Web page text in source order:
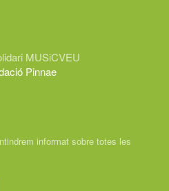
MUSiCVEU
Pinnae
informat sobre totes les